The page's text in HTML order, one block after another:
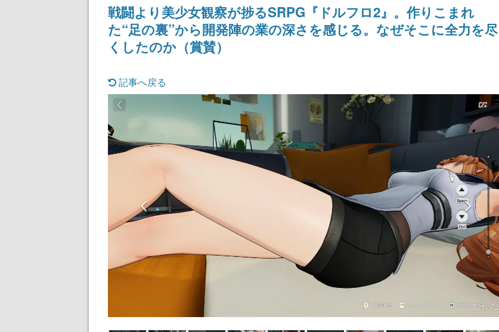
失敗すると「YOU
DIED」
売
SNSで話題に。『キング
ダム・カム』開発元やチ
ェコのプロ野球選手から
戦闘より美少女観察が捗るSRPG『ドルフロ2』。作りこまれ
た“足の裏”から開発陣の業の深さを感じる。なぜそこに全力を尽
くしたのか（賞賛）
記事へ戻る
21 / 72